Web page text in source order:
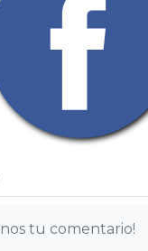
tu comentario!